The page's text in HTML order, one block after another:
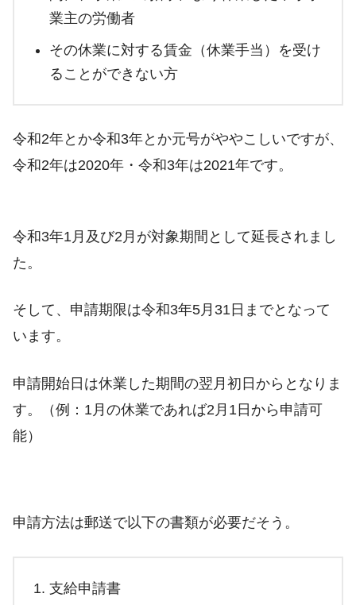
業主の労働者
その休業に対する賃⾦（休業⼿当）を受け
ることができない⽅
令和2年とか令和3年とか元号がややこしいですが、
令和2年は2020年・令和3年は2021年です。
令和3年1月及び2月が対象期間として延長されまし
た。
そして、申請期限は令和3年5月31日までとなって
います。
申請開始日は休業した期間の翌月初日からとなりま
す。（例：1月の休業であれば2月1日から申請可
能）
申請方法は郵送で以下の書類が必要だそう。
支給申請書